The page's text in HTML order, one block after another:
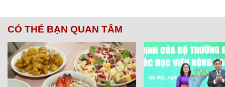
CÓ THỂ BẠN QUAN TÂM